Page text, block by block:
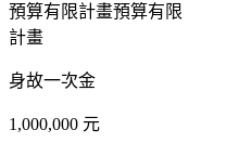
預算有限計畫預算有限
計畫
身故一次金
1,000,000 元